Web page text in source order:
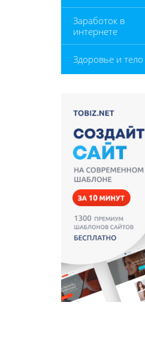
Заработок в
интернете
Здоровье и тело